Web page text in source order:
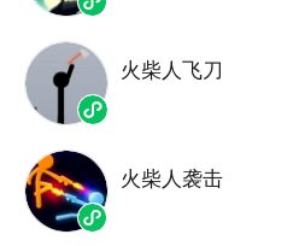
火柴人飞刀
火柴人袭击